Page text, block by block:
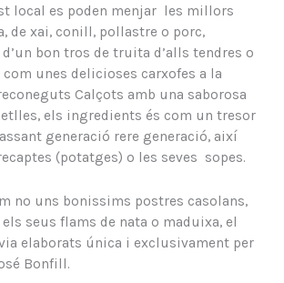
local es poden menjar les millors
de xai, conill, pollastre o porc,
d’un bon tros de truita d’alls tendres o
com unes delicioses carxofes a la
Calçots amb una saborosa
els ingredients és com un tresor
generació rere generació, així
(potatges) o les seves sopes.
no uns bonissims postres casolans,
seus flams de nata o maduixa, el
elaborats única i exclusivament per
Bonfill.